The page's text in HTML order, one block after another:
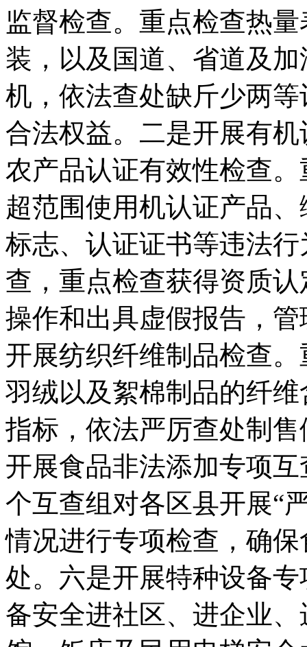
监督检查。重点检查热
装，以及国道、省道及
机，依法查处缺斤少两
合法权益。二是开展有
农产品认证有效性检查
超范围使用机认证产品
标志、认证证书等违法
查，重点检查获得资质
操作和出具虚假报告，
开展纺织纤维制品检查
羽绒以及絮棉制品的纤
指标，依法严厉查处制
开展食品非法添加专项
个互查组对各区县开展“
情况进行专项检查，确
处。六是开展特种设备
备安全进社区、进企业